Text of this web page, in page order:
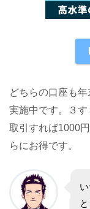
どちらの口座も
実施中です。３
取引すれば1000
らにお得です。